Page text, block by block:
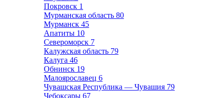
Покровск 1
Мурманская область 80
Мурманск 45
Апатиты 10
Североморск 7
Калужская область 79
Калуга 46
Обнинск 19
Малоярославец 6
Чувашская Республика — Чувашия 79
Чебоксары 67